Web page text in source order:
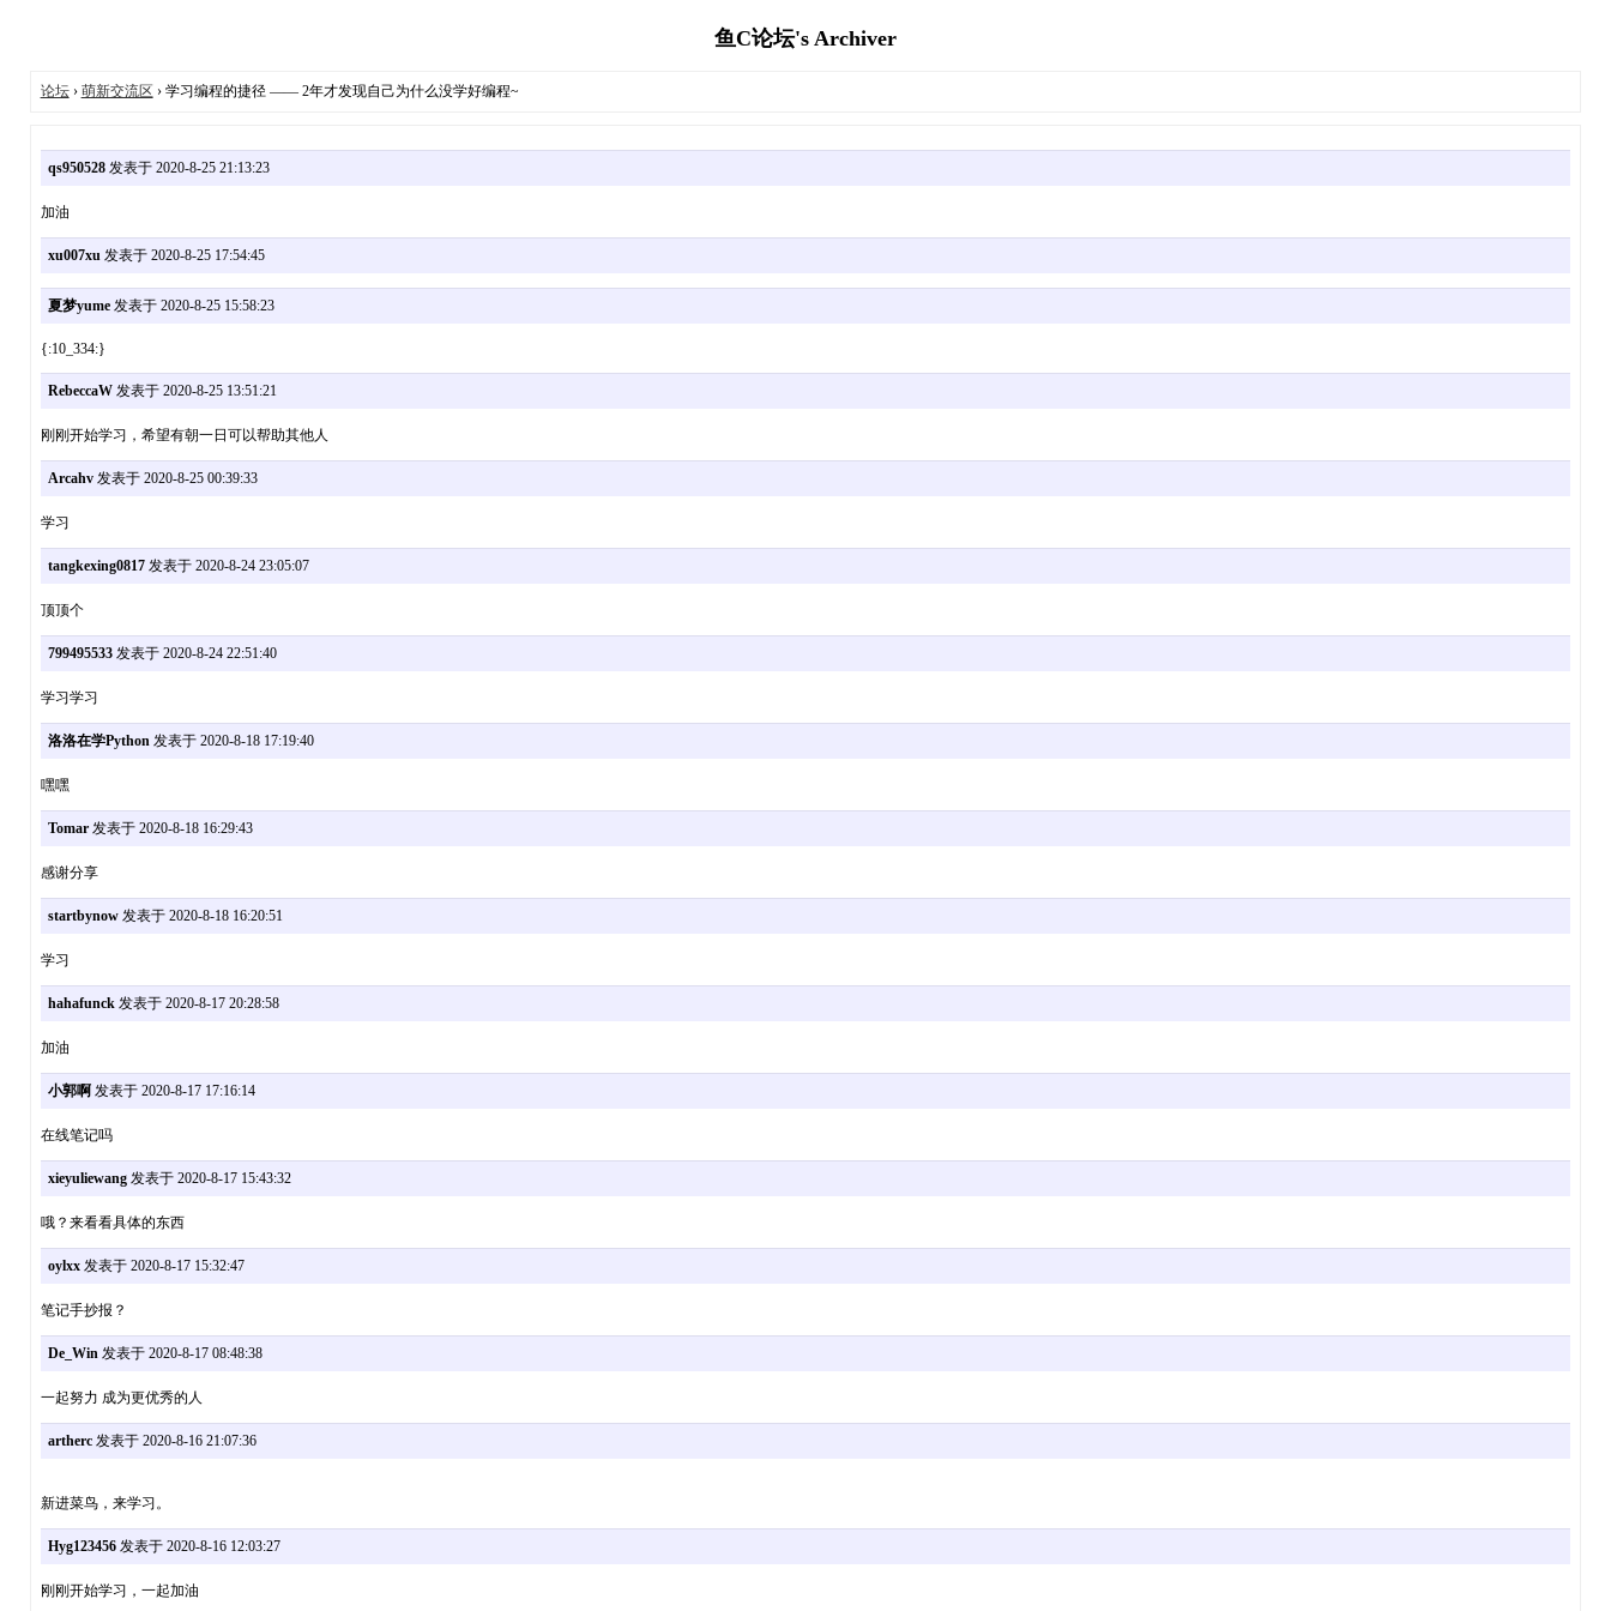
鱼C论坛's Archiver
论坛› 萌新交流区 › 学习编程的捷径 —— 2年才发现自己为什么没学好编程~
qs950528发表于 2020-8-25 21:13:23
加油
xu007xu发表于 2020-8-25 17:54:45
夏梦yume发表于 2020-8-25 15:58:23
{:10_334:}
RebeccaW发表于 2020-8-25 13:51:21
刚刚开始学习，希望有朝一日可以帮助其他人
Arcahv发表于 2020-8-25 00:39:33
学习
tangkexing0817发表于 2020-8-24 23:05:07
顶顶个
799495533发表于 2020-8-24 22:51:40
学习学习
洛洛在学Python发表于 2020-8-18 17:19:40
嘿嘿
Tomar发表于 2020-8-18 16:29:43
感谢分享
startbynow发表于 2020-8-18 16:20:51
学习
hahafunck发表于 2020-8-17 20:28:58
加油
小郭啊发表于 2020-8-17 17:16:14
在线笔记吗
xieyuliewang发表于 2020-8-17 15:43:32
哦？来看看具体的东西
oylxx发表于 2020-8-17 15:32:47
笔记手抄报？
De_Win发表于 2020-8-17 08:48:38
一起努力 成为更优秀的人
artherc发表于 2020-8-16 21:07:36
新进菜鸟，来学习。
Hyg123456发表于 2020-8-16 12:03:27
刚刚开始学习，一起加油